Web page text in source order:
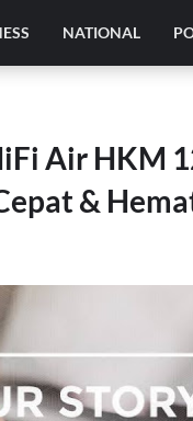
NATIONAL
Air HKM
&